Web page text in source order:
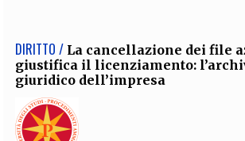
DIRITTO / La cancellazione dei file
giustifica il licenziamento:
giuridico dell’impresa